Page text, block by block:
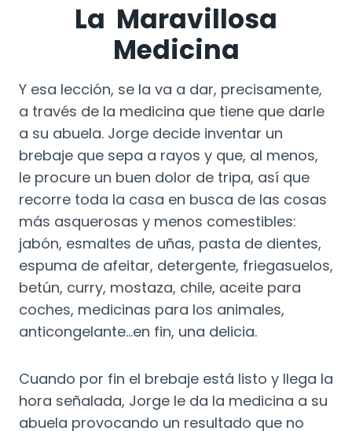
La Maravillosa
Medicina
Y esa lección, se la va a dar, precisamente,
a través de la medicina que tiene que darle
a su abuela. Jorge decide inventar un
brebaje que sepa a rayos y que, al menos,
le procure un buen dolor de tripa, así que
recorre toda la casa en busca de las cosas
más asquerosas y menos comestibles:
jabón, esmaltes de uñas, pasta de dientes,
espuma de afeitar, detergente, friegasuelos,
betún, curry, mostaza, chile, aceite para
coches, medicinas para los animales,
anticongelante…en fin, una delicia.
Cuando por fin el brebaje está listo y llega la
hora señalada, Jorge le da la medicina a su
abuela provocando un resultado que no